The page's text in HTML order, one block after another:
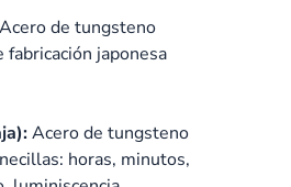
Acero de tungsteno
fabricación japonesa
Acero de tungsteno
horas, minutos,